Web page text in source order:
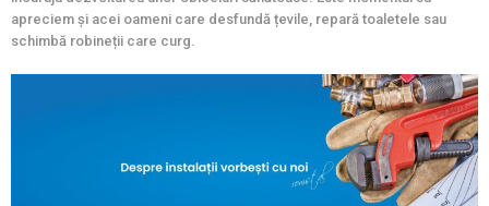
apreciem și acei oameni care desfundă țevile, repară toaletele sau
schimbă robineții care curg.